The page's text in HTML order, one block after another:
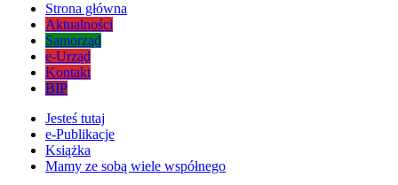
Strona główna
Aktualności
Samorząd
e-Urząd
Kontakt
BIP
Jesteś tutaj
e-Publikacje
Książka
Mamy ze sobą wiele współnego